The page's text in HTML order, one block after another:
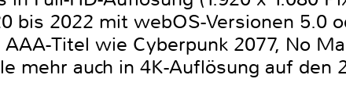
bis 2022 mit webOS-Versionen 5.0
Titel wie Cyberpunk 2077, No
mehr auch in 4K-Auflösung auf den